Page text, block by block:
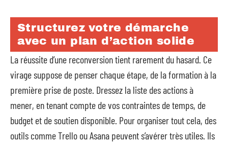
Structurez votre démarche
avec un plan d’action solide
La réussite d’une reconversion tient rarement du hasard. Ce
virage suppose de penser chaque étape, de la formation à la
première prise de poste. Dressez la liste des actions à
mener, en tenant compte de vos contraintes de temps, de
budget et de soutien disponible. Pour organiser tout cela, des
outils comme Trello ou Asana peuvent s’avérer très utiles. Ils